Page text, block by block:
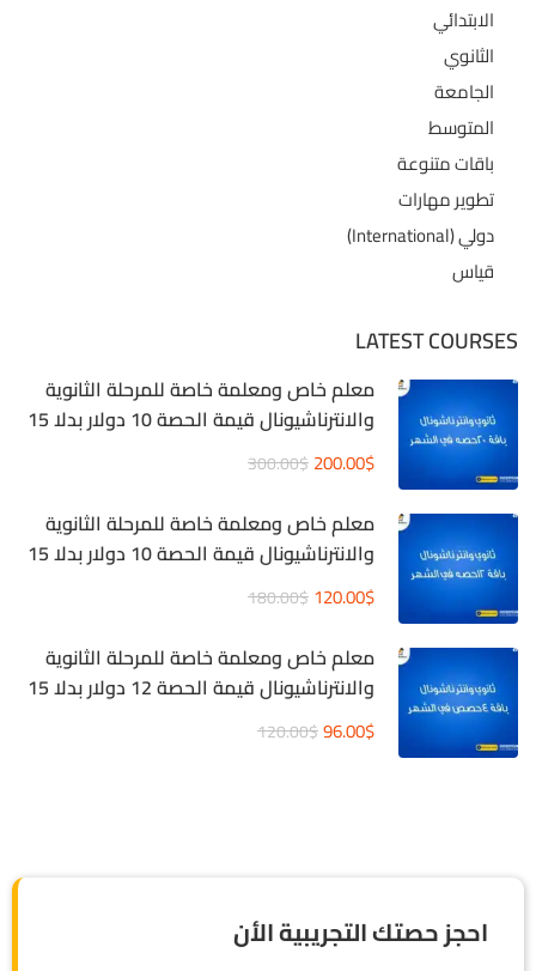
الابتدائي
الثانوي
الجامعة
المتوسط
باقات متنوعة
تطوير مهارات
دولي (International)
قياس
LATEST COURSES
معلم خاص ومعلمة خاصة للمرحلة الثانوية
والانترناشيونال قيمة الحصة 10 دولار بدلا 15
دولار
300.00$200.00$
معلم خاص ومعلمة خاصة للمرحلة الثانوية
والانترناشيونال قيمة الحصة 10 دولار بدلا 15
دولار
180.00$120.00$
معلم خاص ومعلمة خاصة للمرحلة الثانوية
والانترناشيونال قيمة الحصة 12 دولار بدلا 15
دولار 120.00$96.00$
احجز حصتك التجريبية الأن